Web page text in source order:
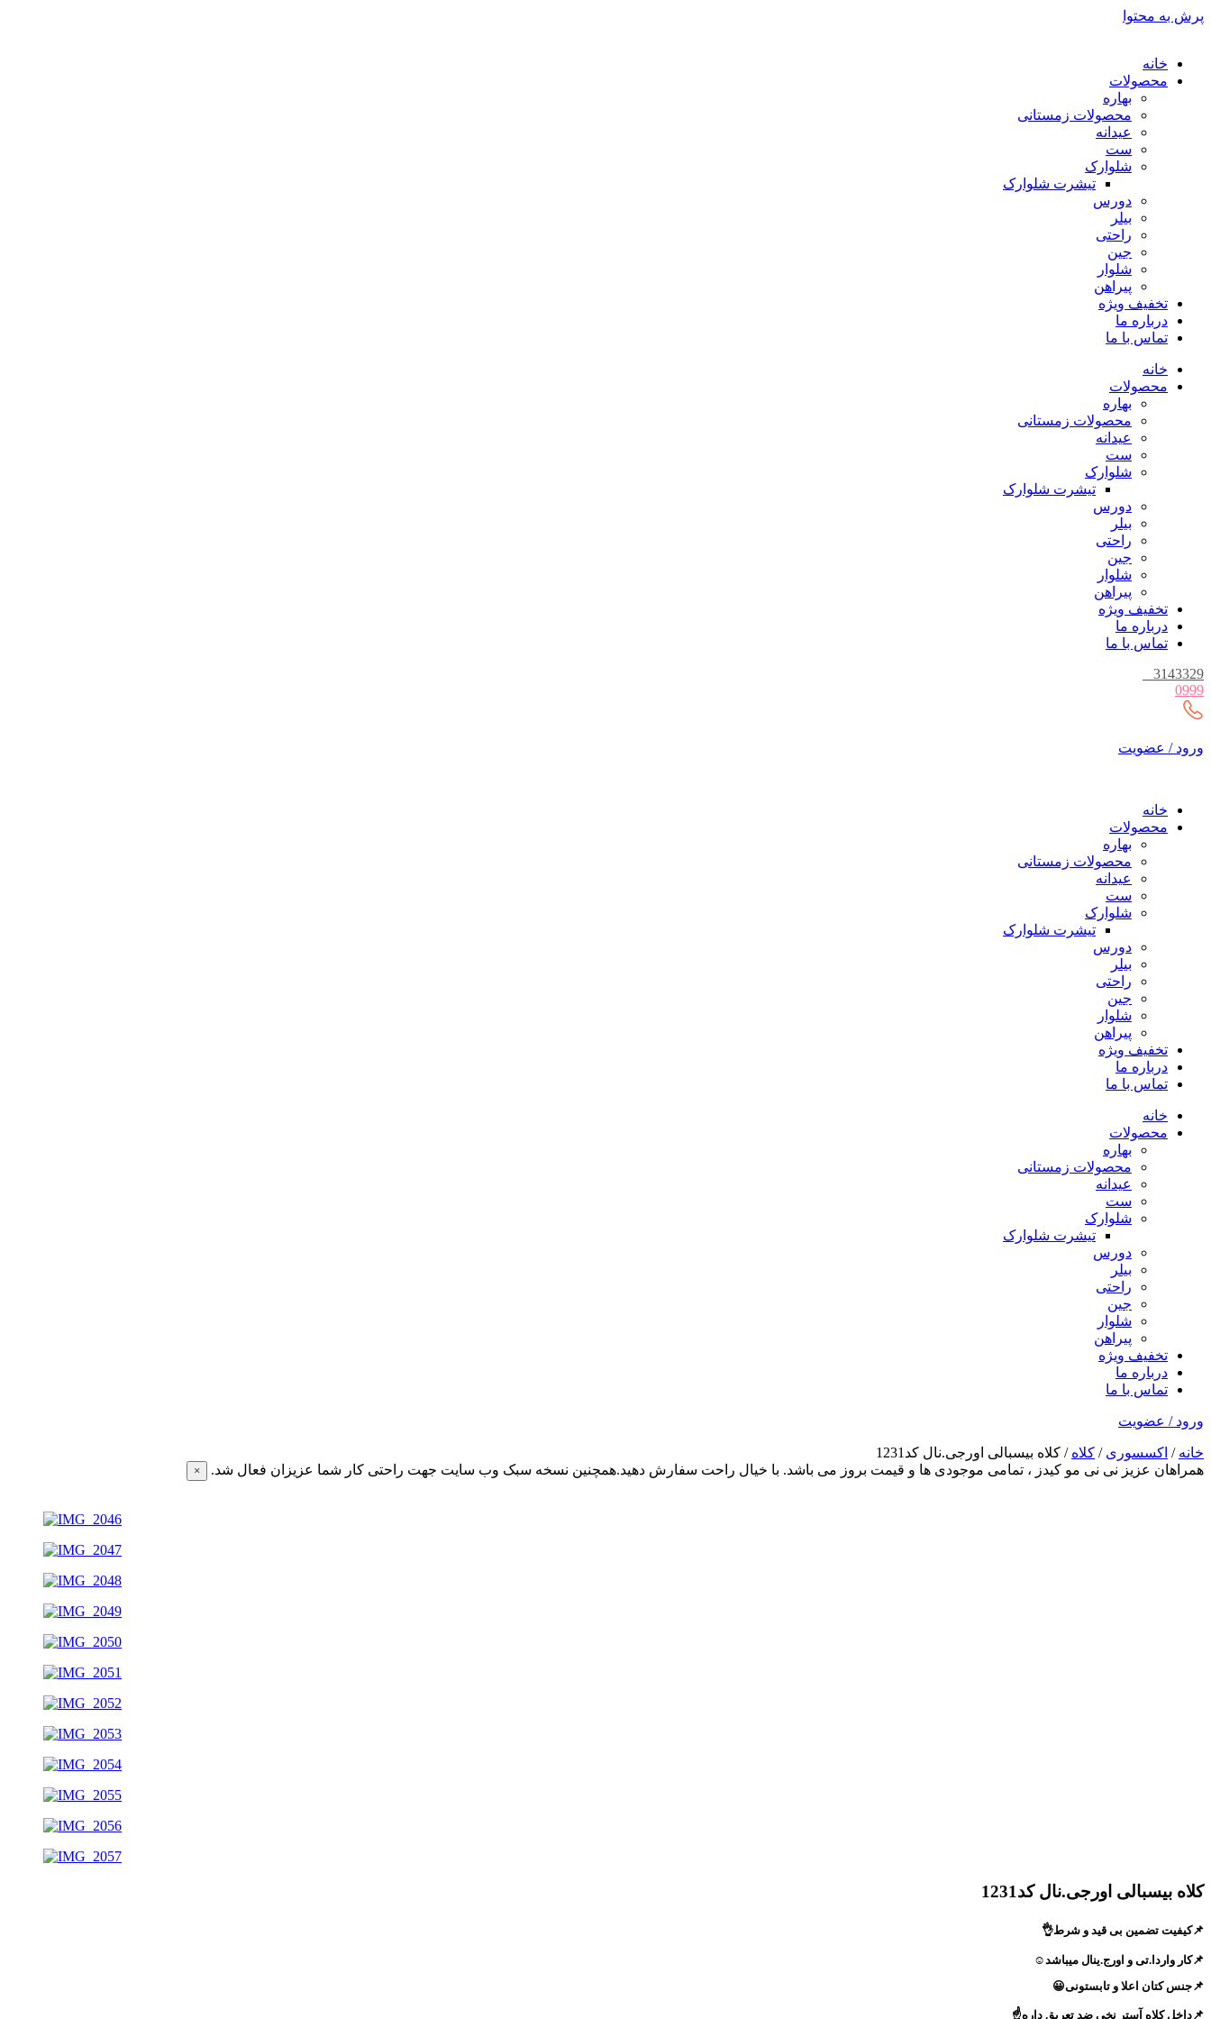
پرش به محتوا
خانه
محصولات
بهاره
محصولات زمستانی
عیدانه
ست
شلوارک
تیشرت شلوارک
دورس
بیلر
راحتی
جین
شلوار
پیراهن
تخفیف ویژه
درباره ما
تماس با ما
خانه
محصولات
بهاره
محصولات زمستانی
عیدانه
ست
شلوارک
تیشرت شلوارک
دورس
بیلر
راحتی
جین
شلوار
پیراهن
تخفیف ویژه
درباره ما
تماس با ما
3143329
0999
ورود / عضویت
خانه
محصولات
بهاره
محصولات زمستانی
عیدانه
ست
شلوارک
تیشرت شلوارک
دورس
بیلر
راحتی
جین
شلوار
پیراهن
تخفیف ویژه
درباره ما
تماس با ما
خانه
محصولات
بهاره
محصولات زمستانی
عیدانه
ست
شلوارک
تیشرت شلوارک
دورس
بیلر
راحتی
جین
شلوار
پیراهن
تخفیف ویژه
درباره ما
تماس با ما
ورود / عضویت
خانه / اکسسوری / کلاه / کلاه بیسبالی اورجی.نال کد1231
همراهان عزیز نی نی مو کیدز ، تمامی موجودی ها و قیمت بروز می باشد. با خیال راحت سفارش دهید.همچنین نسخه سبک وب سایت جهت راحتی کار شما عزیزان فعال شد. ×
کلاه بیسبالی اورجی.نال کد1231
📌کیفیت تضمین بی قید و شرط👌
📌کار واردا.تی و اورج.ینال میباشد☺️
📌جنس کتان اعلا و تابستونی😀
📌داخل کلاه آستر نخی ضد تعریق داره☝️